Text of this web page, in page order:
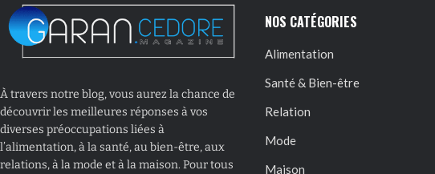
À travers notre blog, vous aurez la chance de
découvrir les meilleures réponses à vos
diverses préoccupations liées à
l’alimentation, à la santé, au bien-être, aux
relations, à la mode et à la maison. Pour tous
NOS CATÉGORIES
Alimentation
Santé & Bien-être
Relation
Mode
Maison